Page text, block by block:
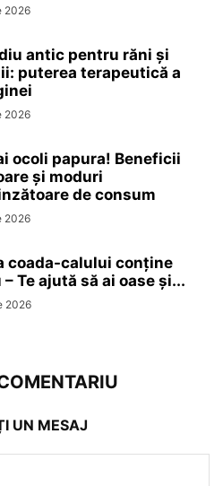
2026
antic pentru răni și
puterea terapeutică a
2026
ocoli papura! Beneficii
și moduri
de consum
2026
coada-calului conține
Te ajută să ai oase și...
2026
UN MESAJ